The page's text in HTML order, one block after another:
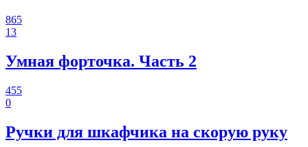
865
13
Умная форточка. Часть 2
455
0
Ручки для шкафчика на скорую руку